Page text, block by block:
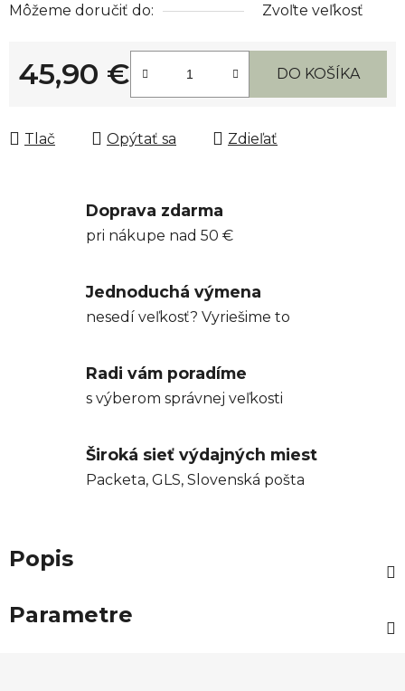
Môžeme doručiť do:
Zvoľte veľkosť
45,90 €
Jednotková cena:
DO KOŠÍKA
Tlač Opýtať sa Zdieľať
Doprava zdarma
pri nákupe nad 50 €
Jednoduchá výmena
nesedí veľkosť? Vyriešime to
Radi vám poradíme
s výberom správnej veľkosti
Široká sieť výdajných miest
Packeta, GLS, Slovenská pošta
Popis
Parametre